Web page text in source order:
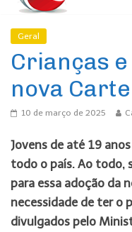
Geral
Crianças
nova
10 de março de 2025
Jovens de até 19
todo o país. Ao todo,
para essa adoção da
necessidade de ter o
divulgados pelo